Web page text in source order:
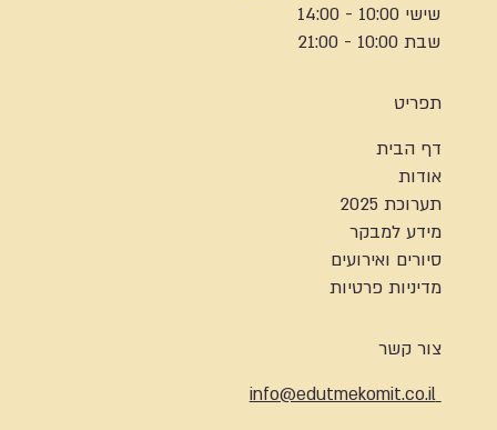
שישי 10:00 - 14:00
שבת 10:00 - 21:00
תפריט
דף הבית
אודות
תערוכת 2025
מידע למבקר
סיורים ואירועים
מדיניות פרטיות
צור קשר
info@edutmekomit.co.il